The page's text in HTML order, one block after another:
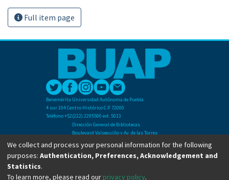
Full item page
Benemérita Universidad Autónoma de Puebla
4 sur 104 Centro Histórico C.P. 72000
Teléfono +52(222) 2295500 ext. 5013
Dirección General de Bibliotecas
Boulevard Valsequillo y Av. de las Torres
Ciudad Universitaria. Col. San Manuel
C.P. 72570
Teléfono +52 (222) 2295500 Ext 2901
We collect and process your personal information for the following
purposes: Authentication, Preferences, Acknowledgement and
Statistics.
To learn more, please read our privacy policy.